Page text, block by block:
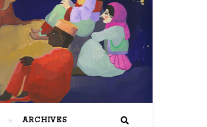
ARCHIVES